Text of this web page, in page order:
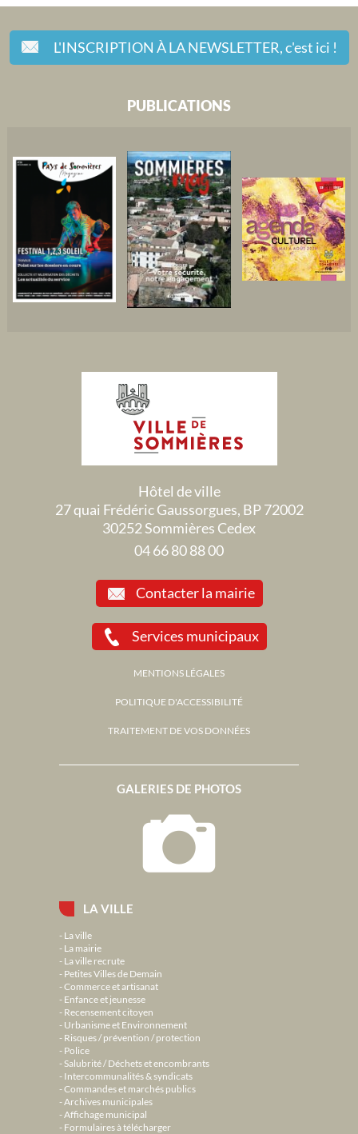
L'INSCRIPTION À LA NEWSLETTER,c'est ici !
LA VILLE
La ville
La mairie
La ville recrute
Petites Villes de Demain
Commerce et artisanat
Enfance et jeunesse
Recensement citoyen
Urbanisme et Environnement
Risques / prévention / protection
Police
Salubrité / Déchets et encombrants
Intercommunalités & syndicats
Commandes et marchés publics
Archives municipales
Affichage municipal
Formulaires à télécharger
GALERIES DE PHOTOS
PUBLICATIONS
Hôtel de ville
27 quai Frédéric Gaussorgues, BP 72002
30252 Sommières Cedex
04 66 80 88 00
Contacter la mairie
Services municipaux
MENTIONS LÉGALES
POLITIQUE D'ACCESSIBILITÉ
TRAITEMENT DE VOS DONNÉES